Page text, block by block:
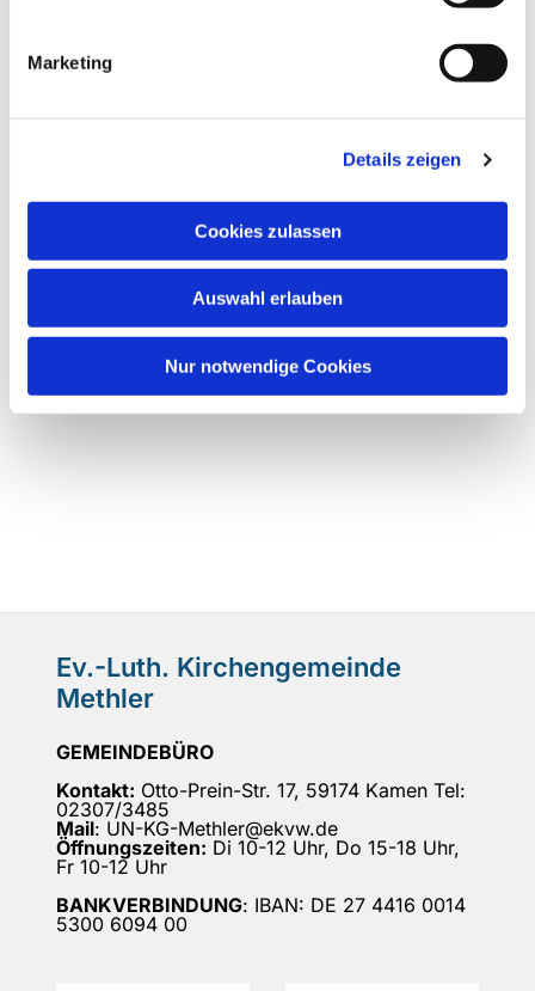
Marketing
Details zeigen
Cookies zulassen
Auswahl erlauben
Nur notwendige Cookies
Ev.-Luth. Kirchengemeinde
Methler
GEMEINDEBÜRO
Kontakt: Otto-Prein-Str. 17, 59174 Kamen Tel:
02307/3485
Mail: UN-KG-Methler@ekvw.de
Öffnungszeiten: Di 10-12 Uhr, Do 15-18 Uhr,
Fr 10-12 Uhr
BANKVERBINDUNG: IBAN: DE 27 4416 0014
5300 6094 00